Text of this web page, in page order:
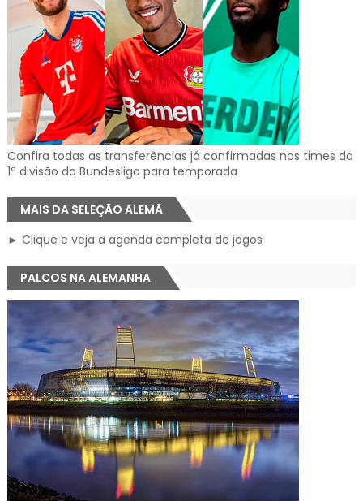
Confira todas as transferências já confirmadas nos times da
1ª divisão da Bundesliga para temporada
MAIS DA SELEÇÃO ALEMÃ
► Clique e veja a agenda completa de jogos
PALCOS NA ALEMANHA